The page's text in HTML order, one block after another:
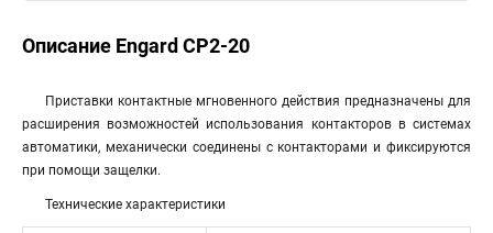
Описание Engard CP2-20
Приставки контактные мгновенного действия предназначены для
расширения возможностей использования контакторов в системах
автоматики, механически соединены с контакторами и фиксируются
при помощи защелки.
Технические характеристики